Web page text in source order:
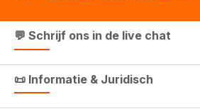
💬 Schrijf ons in de live chat
📜 Informatie & Juridisch